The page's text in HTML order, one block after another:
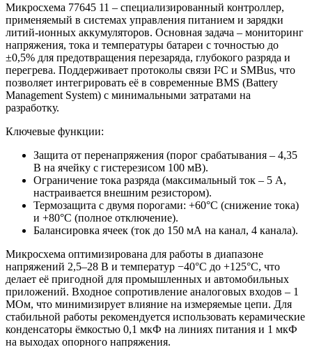
Микросхема 77645 11 – специализированный контроллер,
применяемый в системах управления питанием и зарядки
литий-ионных аккумуляторов. Основная задача – мониторинг
напряжения, тока и температуры батареи с точностью до
±0,5% для предотвращения перезаряда, глубокого разряда и
перегрева. Поддерживает протоколы связи I²C и SMBus, что
позволяет интегрировать её в современные BMS (Battery
Management System) с минимальными затратами на
разработку.
Ключевые функции:
Защита от перенапряжения (порог срабатывания – 4,35
В на ячейку с гистерезисом 100 мВ).
Ограничение тока разряда (максимальный ток – 5 А,
настраивается внешним резистором).
Термозащита с двумя порогами: +60°C (снижение тока)
и +80°C (полное отключение).
Балансировка ячеек (ток до 150 мА на канал, 4 канала).
Микросхема оптимизирована для работы в диапазоне
напряжений 2,5–28 В и температур −40°C до +125°C, что
делает её пригодной для промышленных и автомобильных
приложений. Входное сопротивление аналоговых входов – 1
МОм, что минимизирует влияние на измеряемые цепи. Для
стабильной работы рекомендуется использовать керамические
конденсаторы ёмкостью 0,1 мкФ на линиях питания и 1 мкФ
на выходах опорного напряжения.